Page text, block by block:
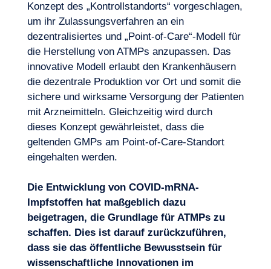
Konzept des „Kontrollstandorts“ vorgeschlagen,
um ihr Zulassungsverfahren an ein
dezentralisiertes und „Point-of-Care“-Modell für
die Herstellung von ATMPs anzupassen. Das
innovative Modell erlaubt den Krankenhäusern
die dezentrale Produktion vor Ort und somit die
sichere und wirksame Versorgung der Patienten
mit Arzneimitteln. Gleichzeitig wird durch
dieses Konzept gewährleistet, dass die
geltenden GMPs am Point-of-Care-Standort
eingehalten werden.
Die Entwicklung von COVID-mRNA-
Impfstoffen hat maßgeblich dazu
beigetragen, die Grundlage für ATMPs zu
schaffen. Dies ist darauf zurückzuführen,
dass sie das öffentliche Bewusstsein für
wissenschaftliche Innovationen im